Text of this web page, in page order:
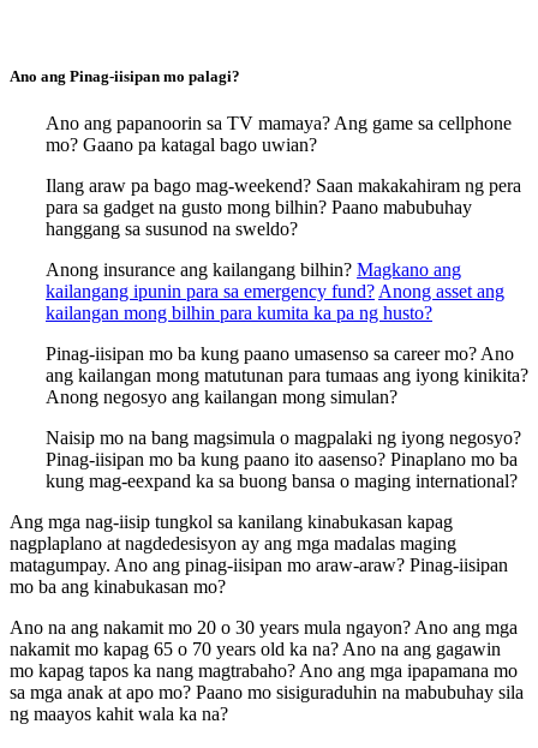
Ano ang Pinag-iisipan mo palagi?
Ano ang papanoorin sa TV mamaya? Ang game sa cellphone
mo? Gaano pa katagal bago uwian?
Ilang araw pa bago mag-weekend? Saan makakahiram ng pera
para sa gadget na gusto mong bilhin? Paano mabubuhay
hanggang sa susunod na sweldo?
Anong insurance ang kailangang bilhin? Magkano ang
kailangang ipunin para sa emergency fund? Anong asset ang
kailangan mong bilhin para kumita ka pa ng husto?
Pinag-iisipan mo ba kung paano umasenso sa career mo? Ano
ang kailangan mong matutunan para tumaas ang iyong kinikita?
Anong negosyo ang kailangan mong simulan?
Naisip mo na bang magsimula o magpalaki ng iyong negosyo?
Pinag-iisipan mo ba kung paano ito aasenso? Pinaplano mo ba
kung mag-eexpand ka sa buong bansa o maging international?
Ang mga nag-iisip tungkol sa kanilang kinabukasan kapag
nagplaplano at nagdedesisyon ay ang mga madalas maging
matagumpay. Ano ang pinag-iisipan mo araw-araw? Pinag-iisipan
mo ba ang kinabukasan mo?
Ano na ang nakamit mo 20 o 30 years mula ngayon? Ano ang mga
nakamit mo kapag 65 o 70 years old ka na? Ano na ang gagawin
mo kapag tapos ka nang magtrabaho? Ano ang mga ipapamana mo
sa mga anak at apo mo? Paano mo sisiguraduhin na mabubuhay sila
ng maayos kahit wala ka na?